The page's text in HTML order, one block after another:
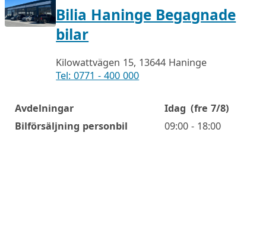
Bilia Haninge Begagnade
bilar
Kilowattvägen 15, 13644 Haninge
Tel: 0771 - 400 000
Öppettider
Avdelningar Idag (fre 7/8)
Bilförsäljning personbil
09:00 - 18:00